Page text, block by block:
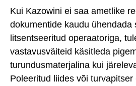
Kui Kazowini ei saa ametlike
dokumentide kaudu ühendada
litsentseeritud operaatoriga,
vastavusväiteid käsitleda
turundusmaterjalina kui
Poleeritud liides või